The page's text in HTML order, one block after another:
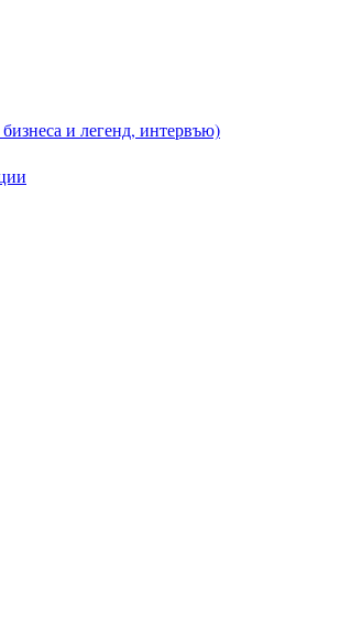
и легенд, интервъю)